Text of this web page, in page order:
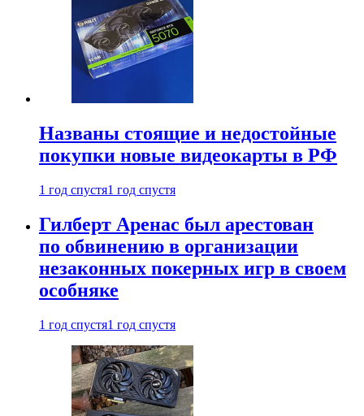
Названы стоящие и недостойные
покупки новые видеокарты в РФ
1 год спустя1 год спустя
Гилберт Аренас был арестован
по обвинению в организации
незаконных покерных игр в своем
особняке
1 год спустя1 год спустя